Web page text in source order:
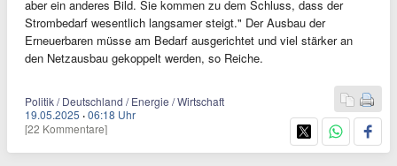
aber ein anderes Bild. Sie kommen zu dem Schluss, dass der
Strombedarf wesentlich langsamer steigt." Der Ausbau der
Erneuerbaren müsse am Bedarf ausgerichtet und viel stärker an
den Netzausbau gekoppelt werden, so Reiche.
Politik / Deutschland / Energie / Wirtschaft
19.05.2025 ·06:18 Uhr
[22 Kommentare]